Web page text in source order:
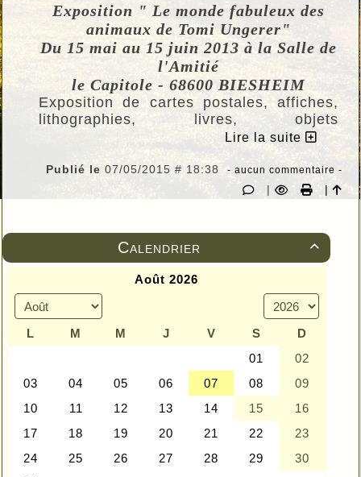

Calendrier
Exposition " Le monde fabuleux des
animaux de Tomi Ungerer"
Du 15 mai au 15 juin 2013 à la Salle de
l'Amitié
le Capitole - 68600 BIESHEIM
Exposition de cartes postales, affiches,
lithographies, livres, objets
divers (montres, puzzles, calendriers, ...)
Salle de l’Amitié ; le Capitole - 68600 Biesheim.
Entrée libre et gratuite : mardi et vendredi de
mercredi de 10h à 12h et de 16h à 18h samedi
Lire la suite
Publié le 07/05/2015 # 18:38 - aucun commentaire -
| |